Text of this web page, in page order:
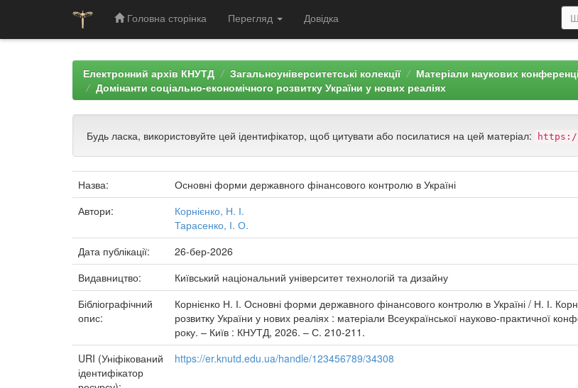
Головна сторінка Перегляд Довідка
Електронний архів КНУТД Загальноуніверситетські колекції Матеріали наукових
Домінанти соціально-економічного розвитку України у нових реаліях
Будь ласка, використовуйте цей ідентифікатор, щоб цитувати або посилатися на цей матеріал: https://
Назва:
Основні форми державного фінансового контролю в Україні
Автори:
Корнієнко, Н. І.
Тарасенко, І. О.
Дата публікації:
26-бер-2026
Видавництво:
Київський національний університет технологій та дизайну
Бібліографічний
опис:
Корнієнко Н. І. Основні форми державного фінансового контролю в Україні / Н. І.
розвитку України у нових реаліях : матеріали Всеукраїнської науково-практичної
року. – Київ : КНУТД, 2026. – С. 210-211.
URI (Уніфікований
ідентифікатор
https://er.knutd.edu.ua/handle/123456789/34308